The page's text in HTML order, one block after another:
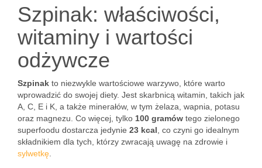
Szpinak: właściwości,
witaminy i wartości
odżywcze
Szpinak to niezwykle wartościowe warzywo, które warto
wprowadzić do swojej diety. Jest skarbnicą witamin, takich jak
A, C, E i K, a także minerałów, w tym żelaza, wapnia, potasu
oraz magnezu. Co więcej, tylko 100 gramów tego zielonego
superfoodu dostarcza jedynie 23 kcal , co czyni go idealnym
składnikiem dla tych, którzy zwracają uwagę na zdrowie i
sylwetkę